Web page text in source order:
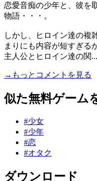
恋愛音痴の少年と、彼を
物語・・・。
しかし、ヒロイン達の複
まりにも内容が短すぎる
主人公とヒロイン達の関
→もっとコメントを見る
似た無料ゲーム
#少女
#少年
#恋
#オタク
ダウンロード